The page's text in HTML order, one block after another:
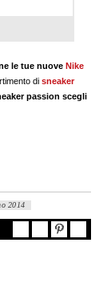
le tue nuove Nike
disneaker
passion scegli
2014